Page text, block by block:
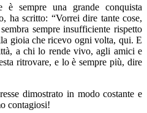
è sempre una grande conquista
ha scritto: “Vorrei dire tante cose,
sempre insufficiente rispetto
gioia che ricevo ogni volta, qui. E
a chi lo rende vivo, agli amici e
ritrovare, e lo è sempre più, dire
dimostrato in modo costante e
contagiosi!